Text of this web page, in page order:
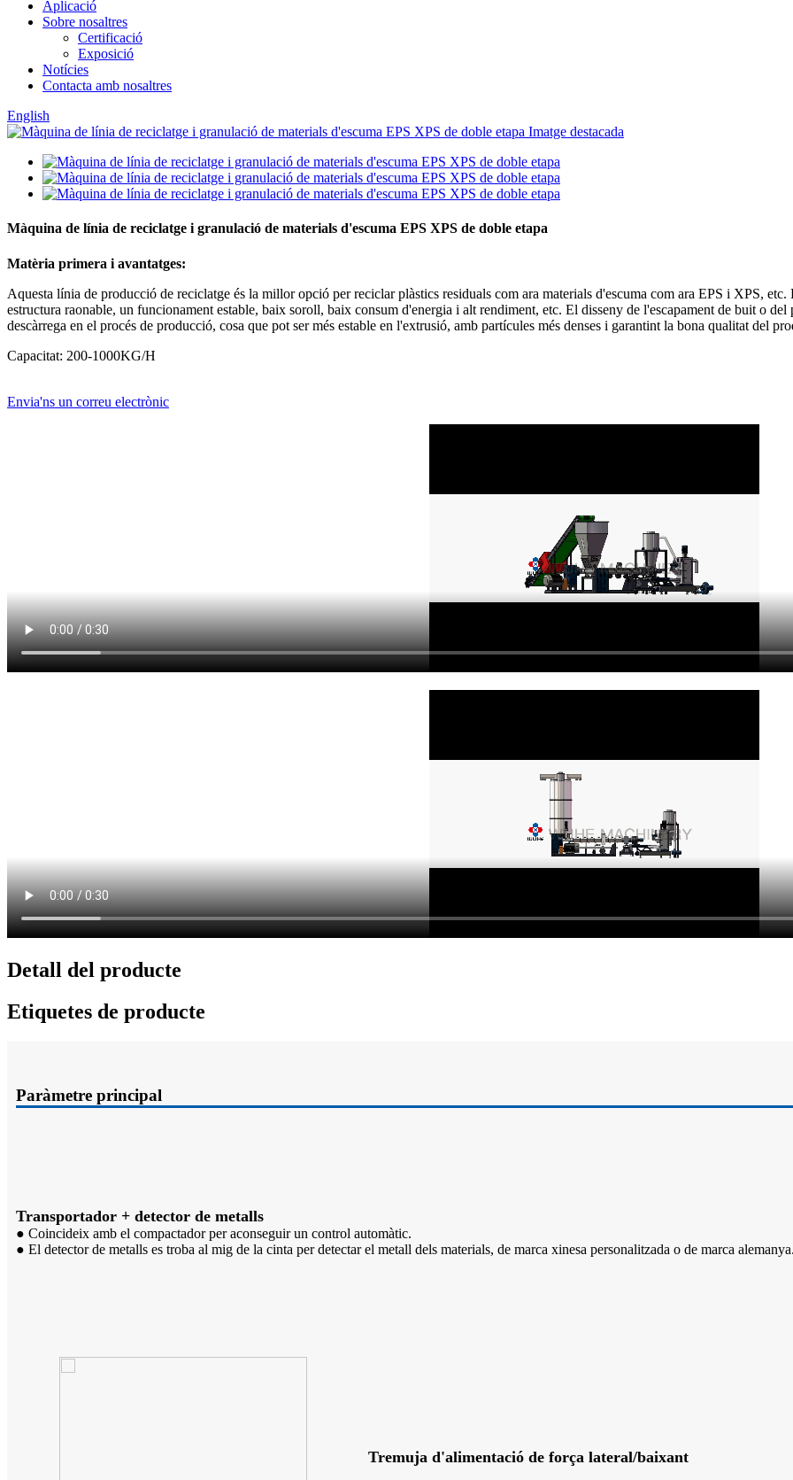
Aplicació
Sobre nosaltres
Certificació
Exposició
Notícies
Contacta amb nosaltres
English
Màquina de línia de reciclatge i granulació de materials d'escuma EPS XPS de doble etapa
Matèria primera i avantatges:
Aquesta línia de producció de reciclatge és la millor opció per reciclar plàstics residuals com ara materials d'escuma com ara EPS i XPS,
estructura raonable, un funcionament estable, baix soroll, baix consum d'energia i alt rendiment, etc. El disseny de l'escapament de buit o
descàrrega en el procés de producció, cosa que pot ser més estable en l'extrusió, amb partícules més denses i garantint la bona qualitat del
Capacitat: 200-1000KG/H
Envia'ns un correu electrònic
Detall del producte
Etiquetes de producte
Paràmetre principal
Transportador + detector de metalls
● Coincideix amb el compactador per aconseguir un control automàtic.
● El detector de metalls es troba al mig de la cinta per detectar el metall dels materials, de marca xinesa personalitzada o de marca
Tremuja d'alimentació de força lateral/baixant